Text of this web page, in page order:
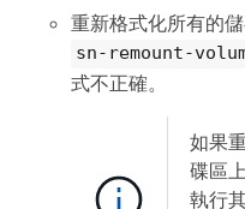
重新格式化所有的
sn-remount-
式不正確。
如果
碟區
執行